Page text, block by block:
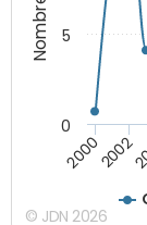
20002002
0
5
© JDN 2026